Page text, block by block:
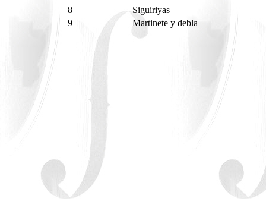
8
Siguiriyas
9
Martinete y debla